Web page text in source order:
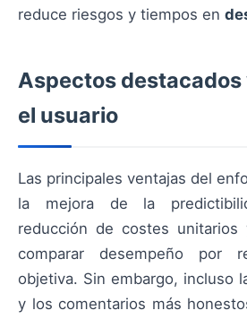
reduce riesgos y tiempos en
Aspectos destacados
el usuario
Las principales ventajas del
la mejora de la
reducción de costes
comparar desempeño por
objetiva. Sin embargo, incluso
y los comentarios más